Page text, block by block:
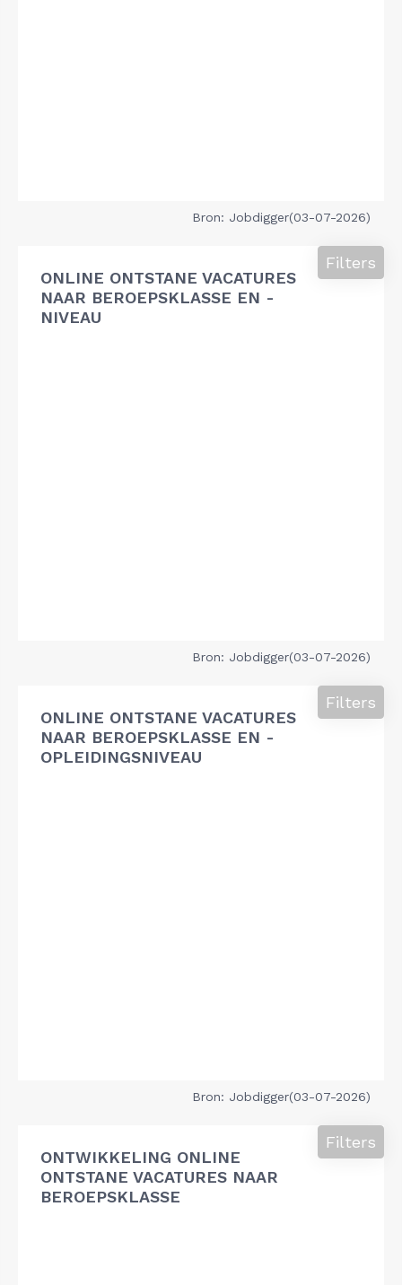
Bron: Jobdigger(03-07-2026)
ONLINE ONTSTANE VACATURES
NAAR BEROEPSKLASSE EN -
NIVEAU
Filters
Bron: Jobdigger(03-07-2026)
ONLINE ONTSTANE VACATURES
NAAR BEROEPSKLASSE EN -
OPLEIDINGSNIVEAU
Filters
Bron: Jobdigger(03-07-2026)
ONTWIKKELING ONLINE
ONTSTANE VACATURES NAAR
BEROEPSKLASSE
Filters